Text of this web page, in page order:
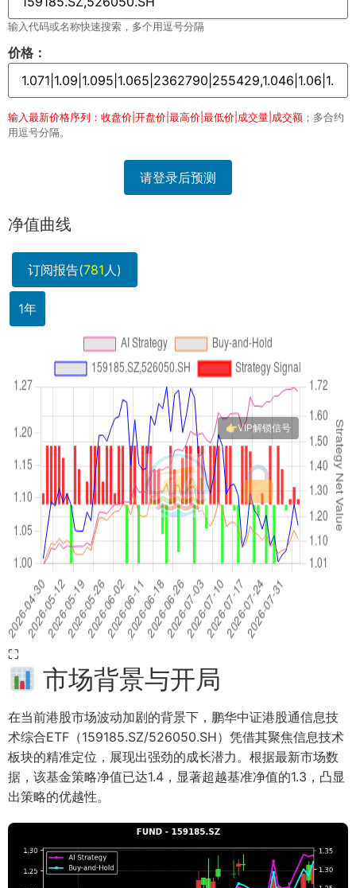
输入代码或名称快速搜索，多个用逗号分隔
价格：
输入最新价格序列：收盘价|开盘价|最高价|最低价|成交量|成交额 ；多合约
用逗号分隔。
请登录后预测
净值曲线
订阅报告(781人)
1年
⛶
市场背景与开局
在当前港股市场波动加剧的背景下，鹏华中证港股通信息技
术综合ETF（159185.SZ/526050.SH）凭借其聚焦信息技术
板块的精准定位，展现出强劲的成长潜力。根据最新市场数
据，该基金策略净值已达1.4，显著超越基准净值的1.3，凸显
出策略的优越性。